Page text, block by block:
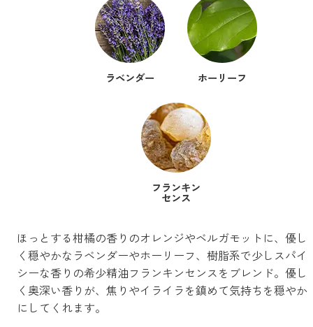
マスク用
マスクフレッシュ
花粉対策
アンチ花粉
キッチン用
forキッチン
ラベンダー ホーリーフ
フランキン
センス
ほっとする柑橘の香りのオレンジやベルガモットに、優し
く穏やかなラベンダーやホーリーフ、樹脂系で少しスパイ
シーな香りの希少精油フランキンセンスをブレンド。優し
く奥深い香りが、焦りやイライラを鎮めて気持ちを穏やか
にしてくれます。